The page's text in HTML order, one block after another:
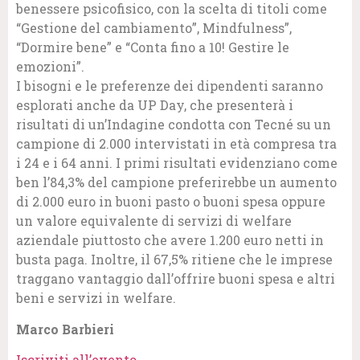
benessere psicofisico, con la scelta di titoli come
“Gestione del cambiamento”, Mindfulness”,
“Dormire bene” e “Conta fino a 10! Gestire le
emozioni”.
I bisogni e le preferenze dei dipendenti saranno
esplorati anche da UP Day, che presenterà i
risultati di un’Indagine condotta con Tecné su un
campione di 2.000 intervistati in età compresa tra
i 24 e i 64 anni. I primi risultati evidenziano come
ben l’84,3% del campione preferirebbe un aumento
di 2.000 euro in buoni pasto o buoni spesa oppure
un valore equivalente di servizi di welfare
aziendale piuttosto che avere 1.200 euro netti in
busta paga. Inoltre, il 67,5% ritiene che le imprese
traggano vantaggio dall’offrire buoni spesa e altri
beni e servizi in welfare.
Marco Barbieri